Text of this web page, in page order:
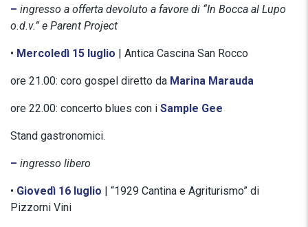
– ingresso a offerta devoluto a favore di “In Bocca al Lupo
o.d.v.” e Parent Project
• Mercoledì 15 luglio | Antica Cascina San Rocco
ore 21.00: coro gospel diretto da Marina Marauda
ore 22.00: concerto blues con i Sample Gee
Stand gastronomici.
– ingresso libero
• Giovedì 16 luglio | “1929 Cantina e Agriturismo” di
Pizzorni Vini